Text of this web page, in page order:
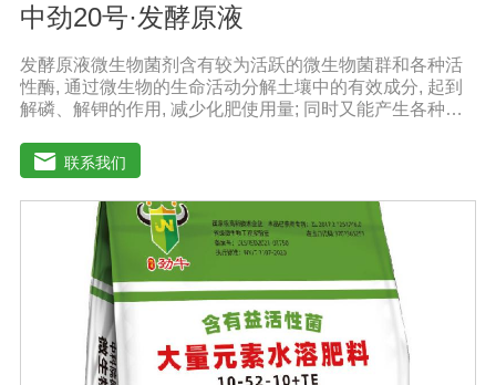
中劲20号·发酵原液
发酵原液微生物菌剂含有较为活跃的微生物菌群和各种活
性酶, 通过微生物的生命活动分解土壤中的有效成分, 起到
解磷、解钾的作用, 减少化肥使用量; 同时又能产生各种农
刺激调节植物生长; 并且能产生抗生素、系统防卫酶等多种
物质, 可以抑制细菌或真菌性病害或诱导系统抗性, 间接达
到促进植物生长的作用。【产品功能】1、改善土填养分疏
松土壤, 提高土壤通透性和保水保肥能力, 增加土壤有机质
防止板结, 有效解决因连工连作、重茬等原因造成的减产问
题。2、解磷解钾、提高化肥利用率有效菌能分解土壤中的
有机质, 减少氨肥的流失; 其中解钾解磷菌能将土壤中固化
的化学钾肥、化学磷肥分解转化为速效钾、速效磷。3、改
善作物品质使用菌剂后, 作物中的蛋白质、糖分、氮基酸、
维生素等有益成分含量有所提高, 起到改善作物品质的作
用。4、增强作物的抗逆性能、提高产量分泌赤霉素、细胞
联系我们